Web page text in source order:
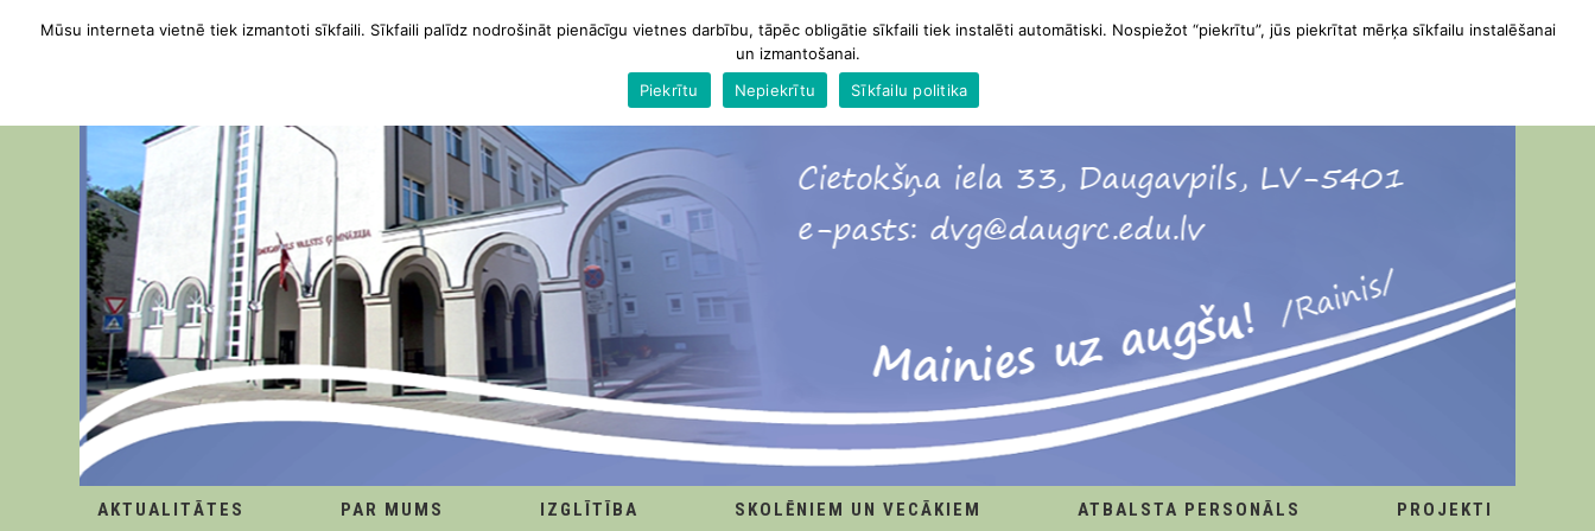
AKTUALITĀTES PAR MUMS IZGLĪTĪBA SKOLĒNIEM UN VECĀKIEM ATBALSTA PERSONĀLS
PROJEKTI
Mūsu interneta vietnē tiek izmantoti sīkfaili. Sīkfaili palīdz nodrošināt pienācīgu vietnes darbību, tāpēc obligātie sīkfaili tiek instalēti automātiski. Nospiežot “piekrītu”, jūs piekrītat mērķa sīkfailu instalēšanai
un izmantošanai.
Piekrītu
Nepiekrītu Sīkfailu politika